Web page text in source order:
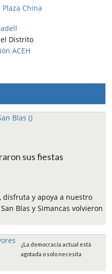
sus fiestas
disfruta y apoya a nuestro
Blas y Simancas volvieron
¿La democracia actual está
agotada o solo necesita